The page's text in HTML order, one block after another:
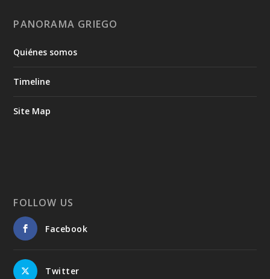
PANORAMA GRIEGO
Quiénes somos
Timeline
Site Map
FOLLOW US
Facebook
Twitter